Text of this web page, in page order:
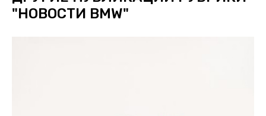
"НОВОСТИ BMW"